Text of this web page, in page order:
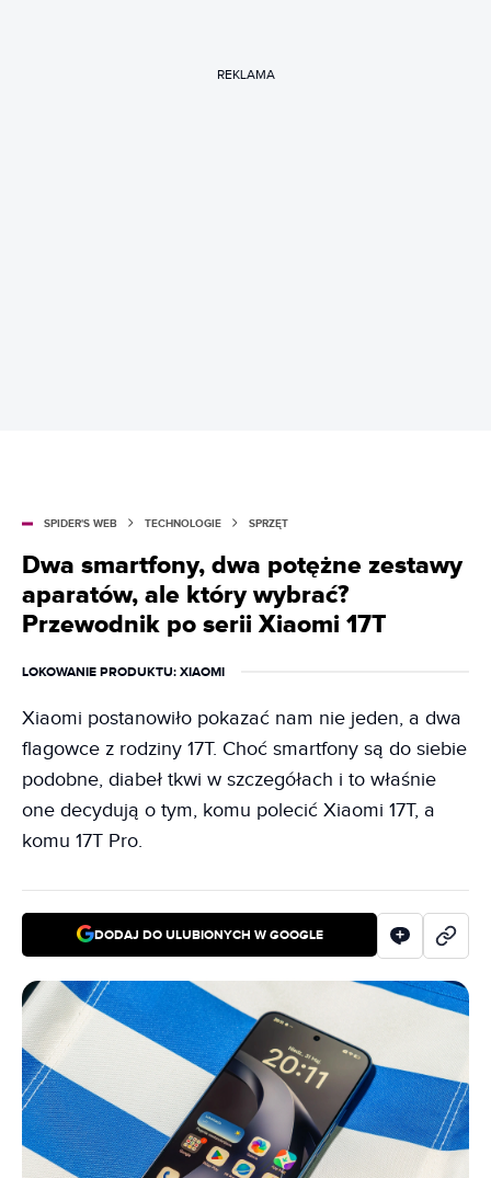
REKLAMA
SPIDER'S WEB TECHNOLOGIE SPRZĘT
Dwa smartfony, dwa potężne zestawy
aparatów, ale który wybrać?
Przewodnik po serii Xiaomi 17T
LOKOWANIE PRODUKTU: XIAOMI
Xiaomi postanowiło pokazać nam nie jeden, a dwa
flagowce z rodziny 17T. Choć smartfony są do siebie
podobne, diabeł tkwi w szczegółach i to właśnie
one decydują o tym, komu polecić Xiaomi 17T, a
komu 17T Pro.
DODAJ DO ULUBIONYCH W GOOGLE